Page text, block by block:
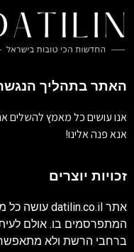
האתר בתהליך
אנו עושים כל מאמץ להשלים
אנא פנה אלינו!
זכויות יוצרים
אתר datilin.co.il עושה כל
המתפרסמים בו. אולם
ברחבי הרשת ולא